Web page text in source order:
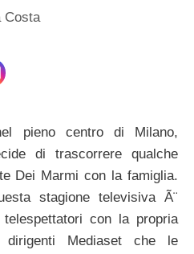
Costa
pieno centro di Milano,
di trascorrere qualche
Dei Marmi con la famiglia.
stagione televisiva Ã¨
con la propria
Mediaset che le